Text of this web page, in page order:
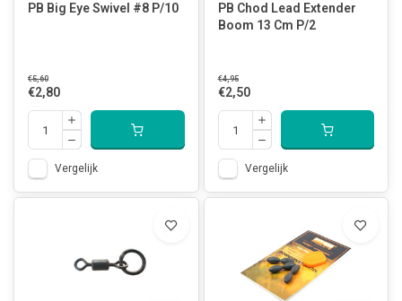
PB Big Eye Swivel #8 P/10
€5,60
€2,80
Vergelijk
PB Chod Lead Extender
Boom 13 Cm P/2
€4,95
€2,50
Vergelijk